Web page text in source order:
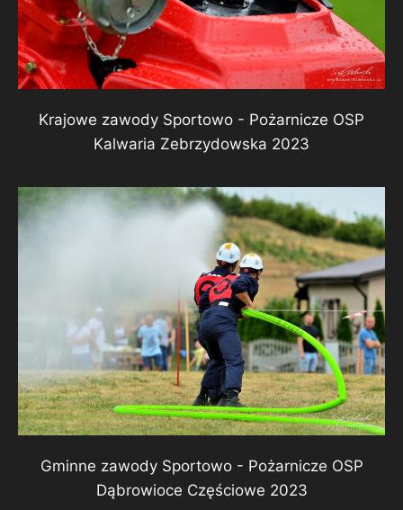
Krajowe zawody Sportowo - Pożarnicze OSP
Kalwaria Zebrzydowska 2023
Gminne zawody Sportowo - Pożarnicze OSP
Dąbrowioce Częściowe 2023